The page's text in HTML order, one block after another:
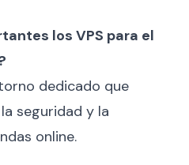
los VPS para el
dedicado que
seguridad y la
online.